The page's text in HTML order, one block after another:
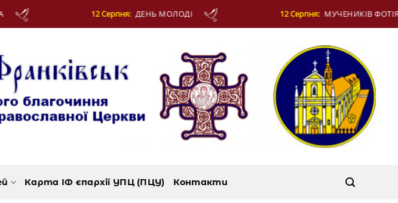
ДЕНЬ МОЛОДІ МУЧЕНИКІВ ФОТІЯ Й АНКИТИ
Карта ІФ єпархії УПЦ (ПЦУ) Контакти